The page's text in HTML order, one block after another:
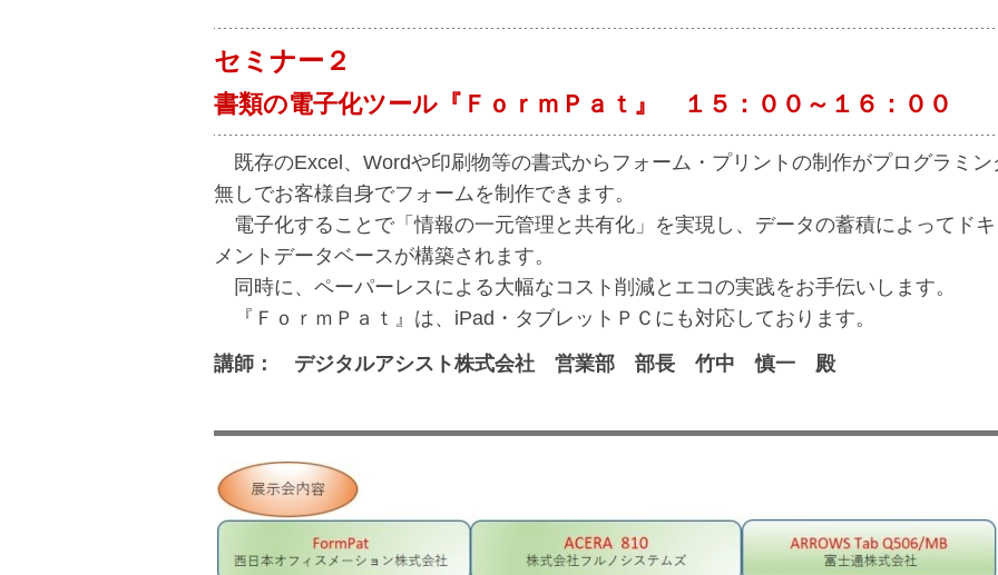
セミナー２
書類の電子化ツール『ＦｏｒｍＰａｔ』 １５：００～１６：００
既存のExcel、Wordや印刷物等の書式からフォーム・プリントの制作がプログラミン
無しでお客様自身でフォームを制作できます。
電子化することで「情報の一元管理と共有化」を実現し、データの蓄積によってドキ
メントデータベースが構築されます。
同時に、ペーパーレスによる大幅なコスト削減とエコの実践をお手伝いします。
『ＦｏｒｍＰａｔ』は、iPad・タブレットＰＣにも対応しております。
講師： デジタルアシスト株式会社 営業部 部長 竹中 慎一 殿